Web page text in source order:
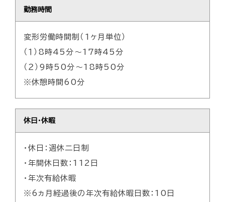
勤務時間
変形労働時間制（1ヶ月単位）
（１）8時45分～17時45分
（２）9時50分～18時50分
※休憩時間60分
休日・休暇
・休日：週休二日制
・年間休日数：112日
・年次有給休暇
※6ヵ月経過後の年次有給休暇日数：10日